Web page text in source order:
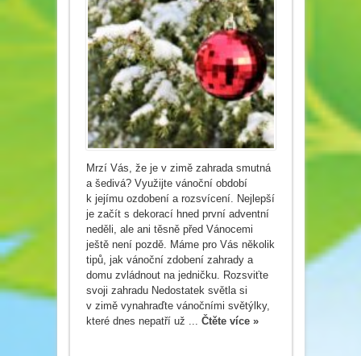
Mrzí Vás, že je v zimě zahrada smutná
a šedivá? Využijte vánoční období
k jejímu ozdobení a rozsvícení. Nejlepší
je začít s dekorací hned první adventní
neděli, ale ani těsně před Vánocemi
ještě není pozdě. Máme pro Vás několik
tipů, jak vánoční zdobení zahrady a
domu zvládnout na jedničku. Rozsviťte
svoji zahradu Nedostatek světla si
v zimě vynahraďte vánočními světýlky,
které dnes nepatří už ... Čtěte více »